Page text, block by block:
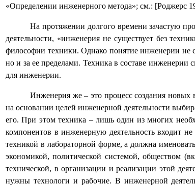
«Определении инженерного метода»; см.: [Роджерс
На протяжении долгого времени зачастую
деятельности, «инженерия не существует без
философии техники. Однако понятие инженерии не
но и за ее пределами. Техника в составе инженерии
для инженерии.
Инженерия же – это процесс создания новых
на основании целей инженерной деятельности
его. При этом техника – лишь один из многих
компонентов в инженерную деятельность входит
техникой в лабораторной форме, а должна
экономикой, политической системой, обществом
технической, в организации и реализации этой
нужны технологи и рабочие. В инженерной